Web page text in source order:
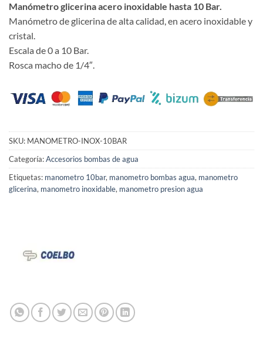
era:
14,99€.
es:
12,95€.
Manómetro glicerina acero inoxidable hasta 10 Bar.
Manómetro de glicerina de alta calidad, en acero inoxidable y
cristal.
Escala de 0 a 10 Bar.
Rosca macho de 1/4″.
SKU: MANOMETRO-INOX-10BAR
Categoría:Accesorios bombas de agua
Etiquetas: manometro 10bar, manometro bombas agua, manometro
glicerina, manometro inoxidable, manometro presion agua